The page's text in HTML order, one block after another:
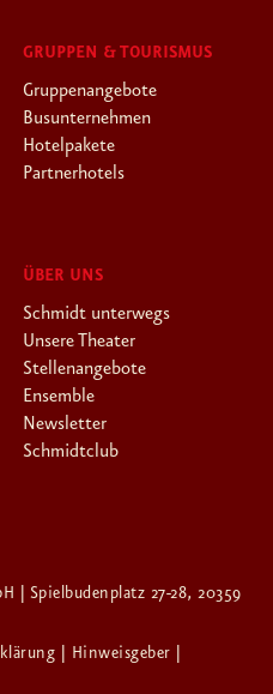
GRUPPEN & TOURISMUS
Gruppenangebote
Busunternehmen
Hotelpakete
Partnerhotels
ÜBER UNS
Schmidt unterwegs
Unsere Theater
Stellenangebote
Ensemble
Newsletter
Schmidtclub
| Spielbudenplatz 27-28, 20359
| Hinweisgeber